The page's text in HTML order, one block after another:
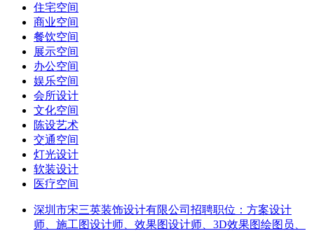
住宅空间
商业空间
餐饮空间
展示空间
办公空间
娱乐空间
会所设计
文化空间
陈设艺术
交通空间
灯光设计
软装设计
医疗空间
深圳市宋三英装饰设计有限公司 招聘职位： 方案设计
师、施工图设计师、效果图设计师、3D效果图绘图员、